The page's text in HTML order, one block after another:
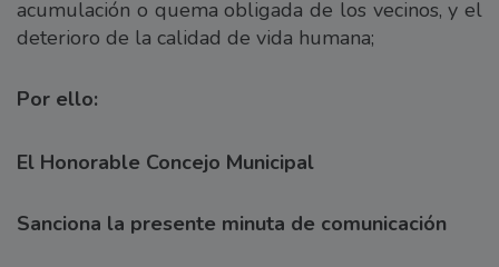
acumulación o quema obligada de los vecinos, y el
deterioro de la calidad de vida humana;
Por ello:
El Honorable Concejo Municipal
Sanciona la presente minuta de comunicación